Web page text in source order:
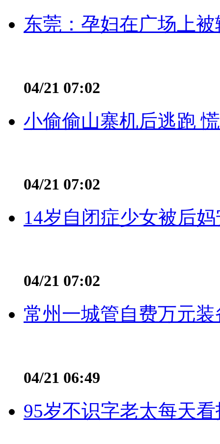
东莞：孕妇在广场上
04/21 07:02
小偷偷山寨机后逃跑
04/21 07:02
14岁自闭症少女被后
04/21 07:02
常州一城管自费万元
04/21 06:49
95岁不识字老太每天